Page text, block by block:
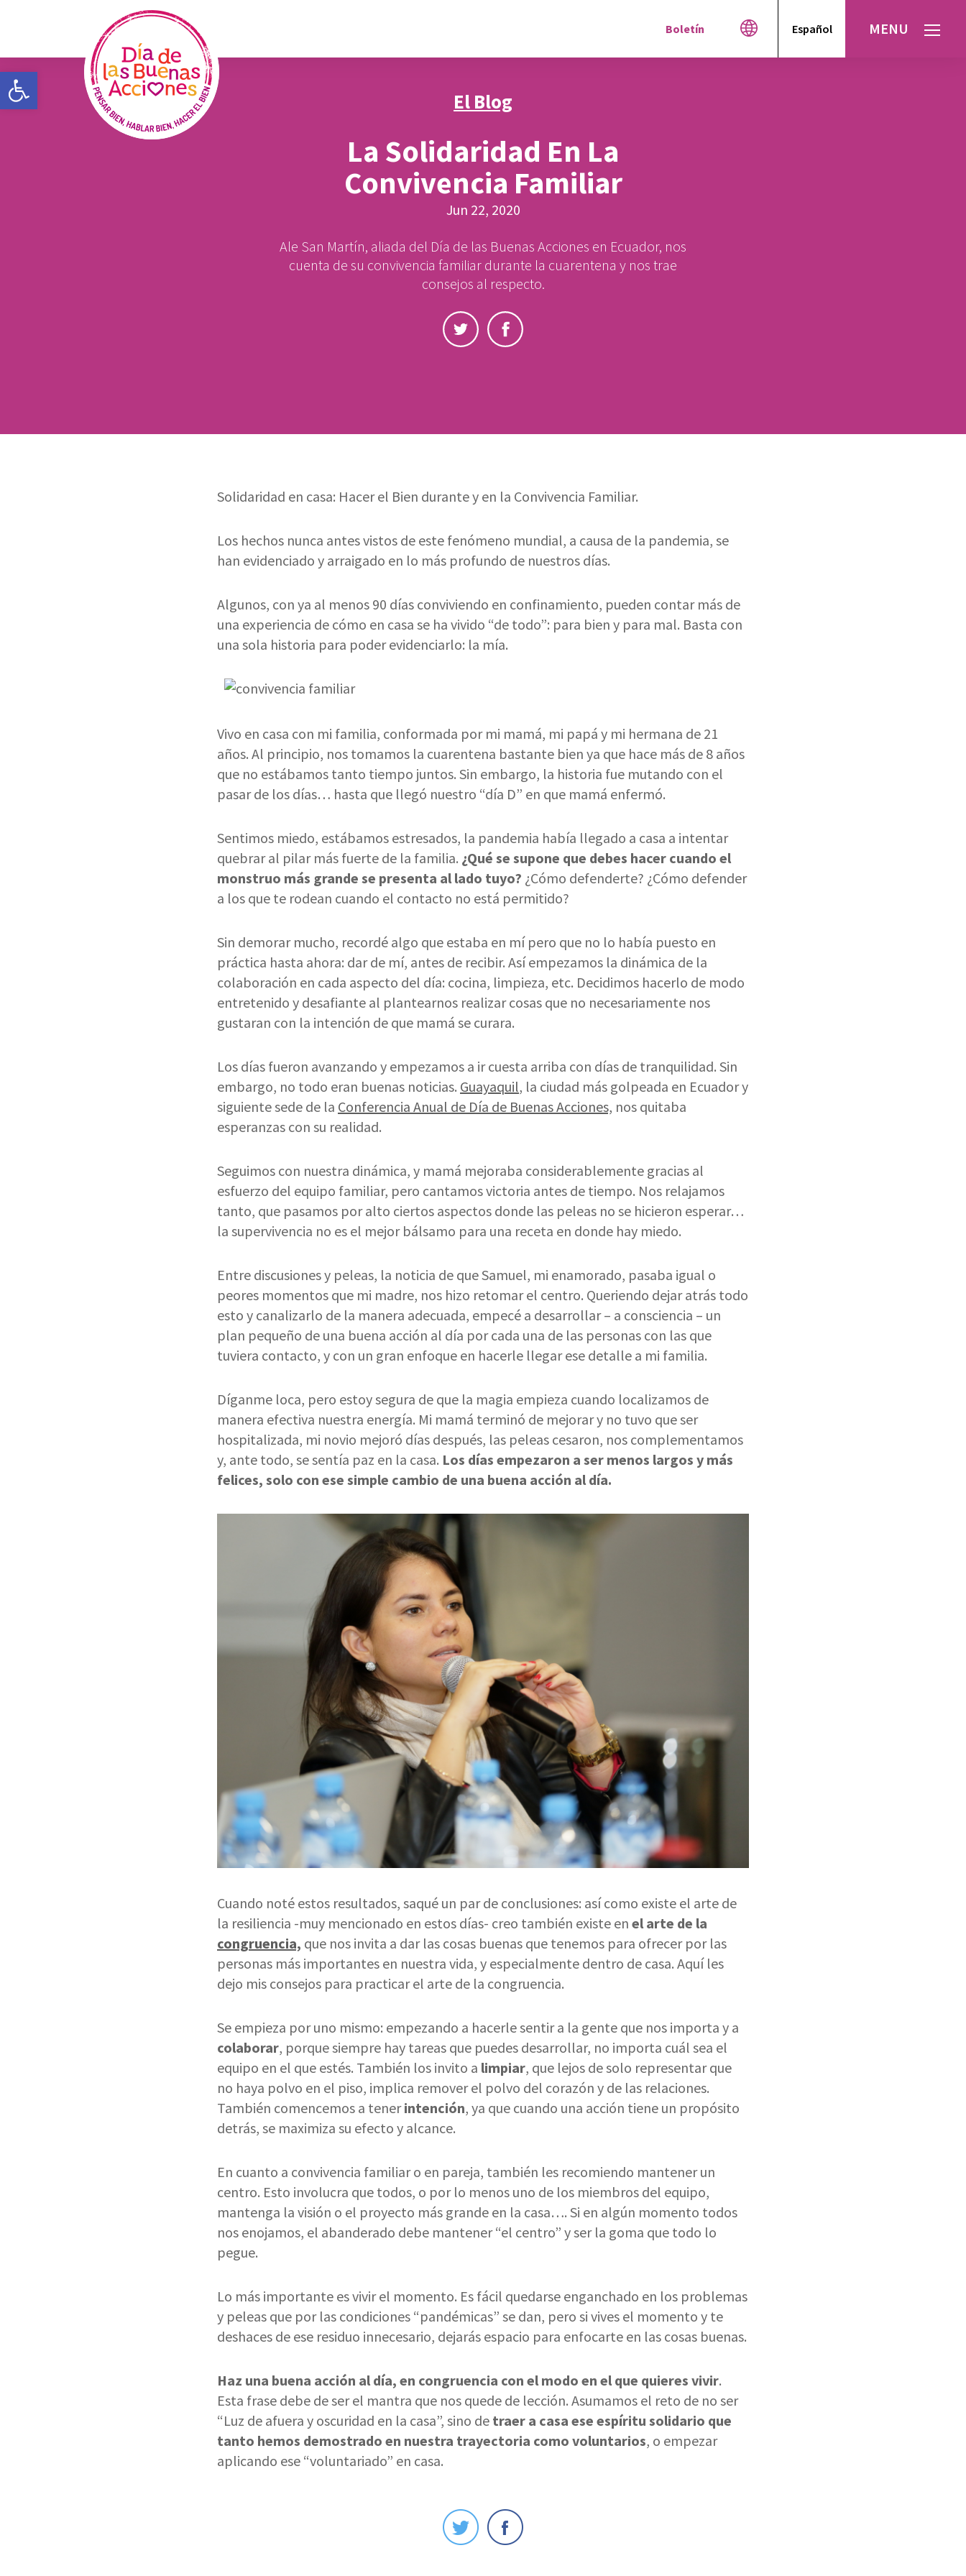
Open toolbar
MENU
Español
Boletín
El Blog
La Solidaridad En La
Convivencia Familiar
Jun 22, 2020
Ale San Martín, aliada del Día de las Buenas Acciones en Ecuador, nos
cuenta de su convivencia familiar durante la cuarentena y nos trae
consejos al respecto.
Solidaridad en casa: Hacer el Bien durante y en la Convivencia Familiar.
Los hechos nunca antes vistos de este fenómeno mundial, a causa de la pandemia, se
han evidenciado y arraigado en lo más profundo de nuestros días.
Algunos, con ya al menos 90 días conviviendo en confinamiento, pueden contar más de
una experiencia de cómo en casa se ha vivido “de todo”: para bien y para mal. Basta con
una sola historia para poder evidenciarlo: la mía.
Vivo en casa con mi familia, conformada por mi mamá, mi papá y mi hermana de 21
años. Al principio, nos tomamos la cuarentena bastante bien ya que hace más de 8 años
que no estábamos tanto tiempo juntos. Sin embargo, la historia fue mutando con el
pasar de los días… hasta que llegó nuestro “día D” en que mamá enfermó.
Sentimos miedo, estábamos estresados, la pandemia había llegado a casa a intentar
quebrar al pilar más fuerte de la familia. ¿Qué se supone que debes hacer cuando el
monstruo más grande se presenta al lado tuyo? ¿Cómo defenderte? ¿Cómo defender
a los que te rodean cuando el contacto no está permitido?
Sin demorar mucho, recordé algo que estaba en mí pero que no lo había puesto en
práctica hasta ahora: dar de mí, antes de recibir. Así empezamos la dinámica de la
colaboración en cada aspecto del día: cocina, limpieza, etc. Decidimos hacerlo de modo
entretenido y desafiante al plantearnos realizar cosas que no necesariamente nos
gustaran con la intención de que mamá se curara.
Los días fueron avanzando y empezamos a ir cuesta arriba con días de tranquilidad. Sin
embargo, no todo eran buenas noticias. Guayaquil, la ciudad más golpeada en Ecuador y
siguiente sede de la Conferencia Anual de Día de Buenas Acciones, nos quitaba
esperanzas con su realidad.
Seguimos con nuestra dinámica, y mamá mejoraba considerablemente gracias al
esfuerzo del equipo familiar, pero cantamos victoria antes de tiempo. Nos relajamos
tanto, que pasamos por alto ciertos aspectos donde las peleas no se hicieron esperar…
la supervivencia no es el mejor bálsamo para una receta en donde hay miedo.
Entre discusiones y peleas, la noticia de que Samuel, mi enamorado, pasaba igual o
peores momentos que mi madre, nos hizo retomar el centro. Queriendo dejar atrás todo
esto y canalizarlo de la manera adecuada, empecé a desarrollar – a consciencia – un
plan pequeño de una buena acción al día por cada una de las personas con las que
tuviera contacto, y con un gran enfoque en hacerle llegar ese detalle a mi familia.
Díganme loca, pero estoy segura de que la magia empieza cuando localizamos de
manera efectiva nuestra energía. Mi mamá terminó de mejorar y no tuvo que ser
hospitalizada, mi novio mejoró días después, las peleas cesaron, nos complementamos
y, ante todo, se sentía paz en la casa. Los días empezaron a ser menos largos y más
felices, solo con ese simple cambio de una buena acción al día.
Cuando noté estos resultados, saqué un par de conclusiones: así como existe el arte de
la resiliencia -muy mencionado en estos días- creo también existe en el arte de la
congruencia, que nos invita a dar las cosas buenas que tenemos para ofrecer por las
personas más importantes en nuestra vida, y especialmente dentro de casa. Aquí les
dejo mis consejos para practicar el arte de la congruencia.
Se empieza por uno mismo: empezando a hacerle sentir a la gente que nos importa y a
colaborar, porque siempre hay tareas que puedes desarrollar, no importa cuál sea el
equipo en el que estés. También los invito a limpiar, que lejos de solo representar que
no haya polvo en el piso, implica remover el polvo del corazón y de las relaciones.
También comencemos a tenerintención, ya que cuando una acción tiene un propósito
detrás, se maximiza su efecto y alcance.
En cuanto a convivencia familiar o en pareja, también les recomiendo mantener un
centro. Esto involucra que todos, o por lo menos uno de los miembros del equipo,
mantenga la visión o el proyecto más grande en la casa…. Si en algún momento todos
nos enojamos, el abanderado debe mantener “el centro” y ser la goma que todo lo
pegue.
Lo más importante es vivir el momento. Es fácil quedarse enganchado en los problemas
y peleas que por las condiciones “pandémicas” se dan, pero si vives el momento y te
deshaces de ese residuo innecesario, dejarás espacio para enfocarte en las cosas buenas.
Haz una buena acción al día, en congruencia con el modo en el que quieres vivir.
Esta frase debe de ser el mantra que nos quede de lección. Asumamos el reto de no ser
“Luz de afuera y oscuridad en la casa”, sino de traer a casa ese espíritu solidario que
tanto hemos demostrado en nuestra trayectoria como voluntarios, o empezar
aplicando ese “voluntariado” en casa.